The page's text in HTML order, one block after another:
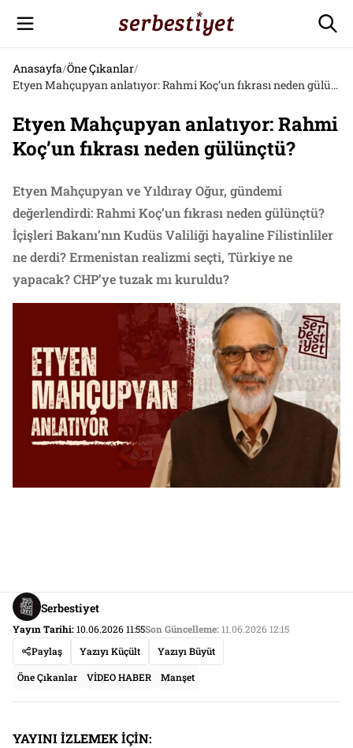
Anasayfa/Öne Çıkanlar/
Etyen Mahçupyan anlatıyor: Rahmi Koç’un fıkrası neden gülünçtü?
Etyen Mahçupyan anlatıyor: Rahmi
Koç’un fıkrası neden gülünçtü?
Etyen Mahçupyan ve Yıldıray Oğur, gündemi
değerlendirdi: Rahmi Koç’un fıkrası neden gülünçtü?
İçişleri Bakanı’nın Kudüs Valiliği hayaline Filistinliler
ne derdi? Ermenistan realizmi seçti, Türkiye ne
yapacak? CHP’ye tuzak mı kuruldu?
Serbestiyet
Yayın Tarihi:10.06.2026 11:55Son Güncelleme:11.06.2026 12:15
Paylaş
Yazıyı Küçült Yazıyı Büyüt
Öne Çıkanlar VİDEO HABER Manşet
YAYINI İZLEMEK İÇİN: